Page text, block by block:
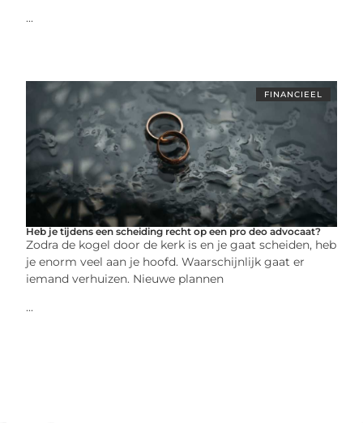
...
FINANCIEEL
Heb je tijdens een scheiding recht op een pro deo advocaat?
Zodra de kogel door de kerk is en je gaat scheiden, heb
je enorm veel aan je hoofd. Waarschijnlijk gaat er
iemand verhuizen. Nieuwe plannen
...